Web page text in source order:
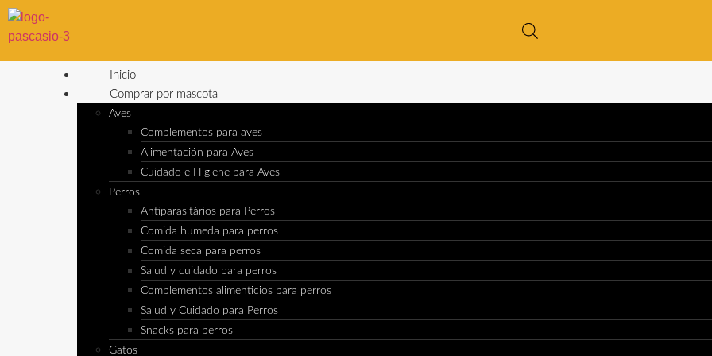
Inicio
Comprar por mascota
Aves
Complementos para aves
Alimentación para Aves
Cuidado e Higiene para Aves
Perros
Antiparasitários para Perros
Comida humeda para perros
Comida seca para perros
Salud y cuidado para perros
Complementos alimenticios para perros
Salud y Cuidado para Perros
Snacks para perros
Gatos